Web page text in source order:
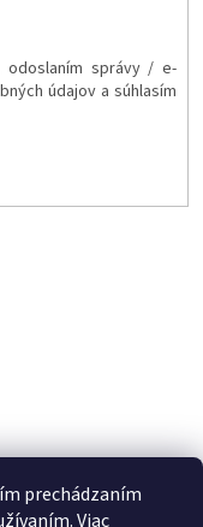
prechádzaním
Viac
odoslaním správy / e-
údajov a súhlasím